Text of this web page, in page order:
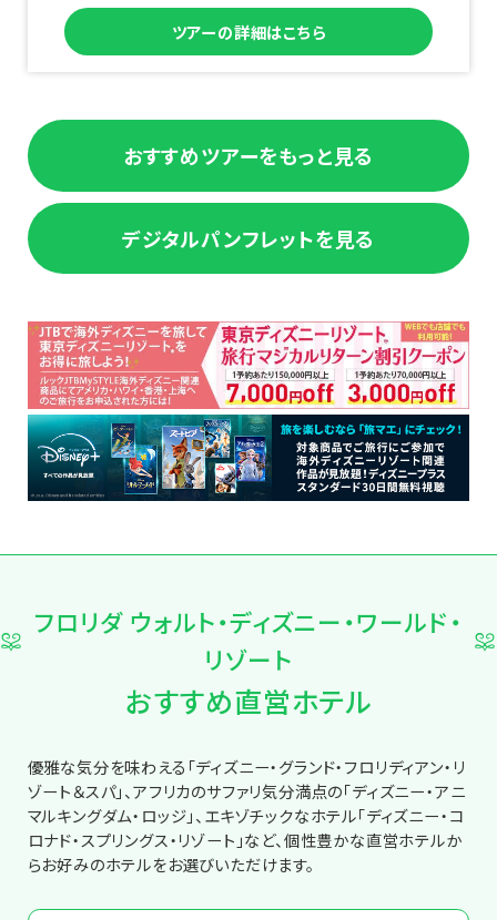
ツアーの詳細はこちら
おすすめツアーをもっと見る
デジタルパンフレットを見る
フロリダ ウォルト・ディズニー・ワールド・
リゾート
おすすめ直営ホテル
優雅な気分を味わえる「ディズニー・グランド・フロリディアン・リ
ゾート＆スパ」、アフリカのサファリ気分満点の「ディズニー・アニ
マルキングダム・ロッジ」、エキゾチックなホテル「ディズニー・コ
ロナド・スプリングス・リゾート」など、個性豊かな直営ホテルか
らお好みのホテルをお選びいただけます。